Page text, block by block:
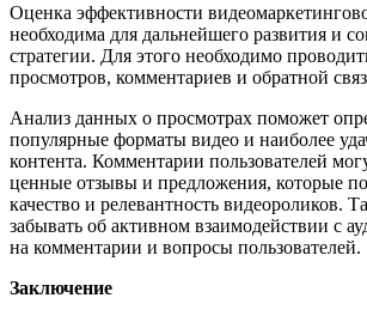
Оценка эффективности
необходима для дальнейшего развития и
стратегии. Для этого необходимо
просмотров, комментариев и обратной
Анализ данных о просмотрах поможет
популярные форматы видео и наиболее
контента. Комментарии пользователей
ценные отзывы и предложения, которые
качество и релевантность видеороликов.
забывать об активном взаимодействии с
на комментарии и вопросы пользователей.
Заключение